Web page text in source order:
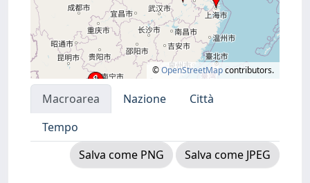
©OpenStreetMapcontributors.
Macroarea Nazione
Città
Tempo
Salva come PNG
Salva come JPEG